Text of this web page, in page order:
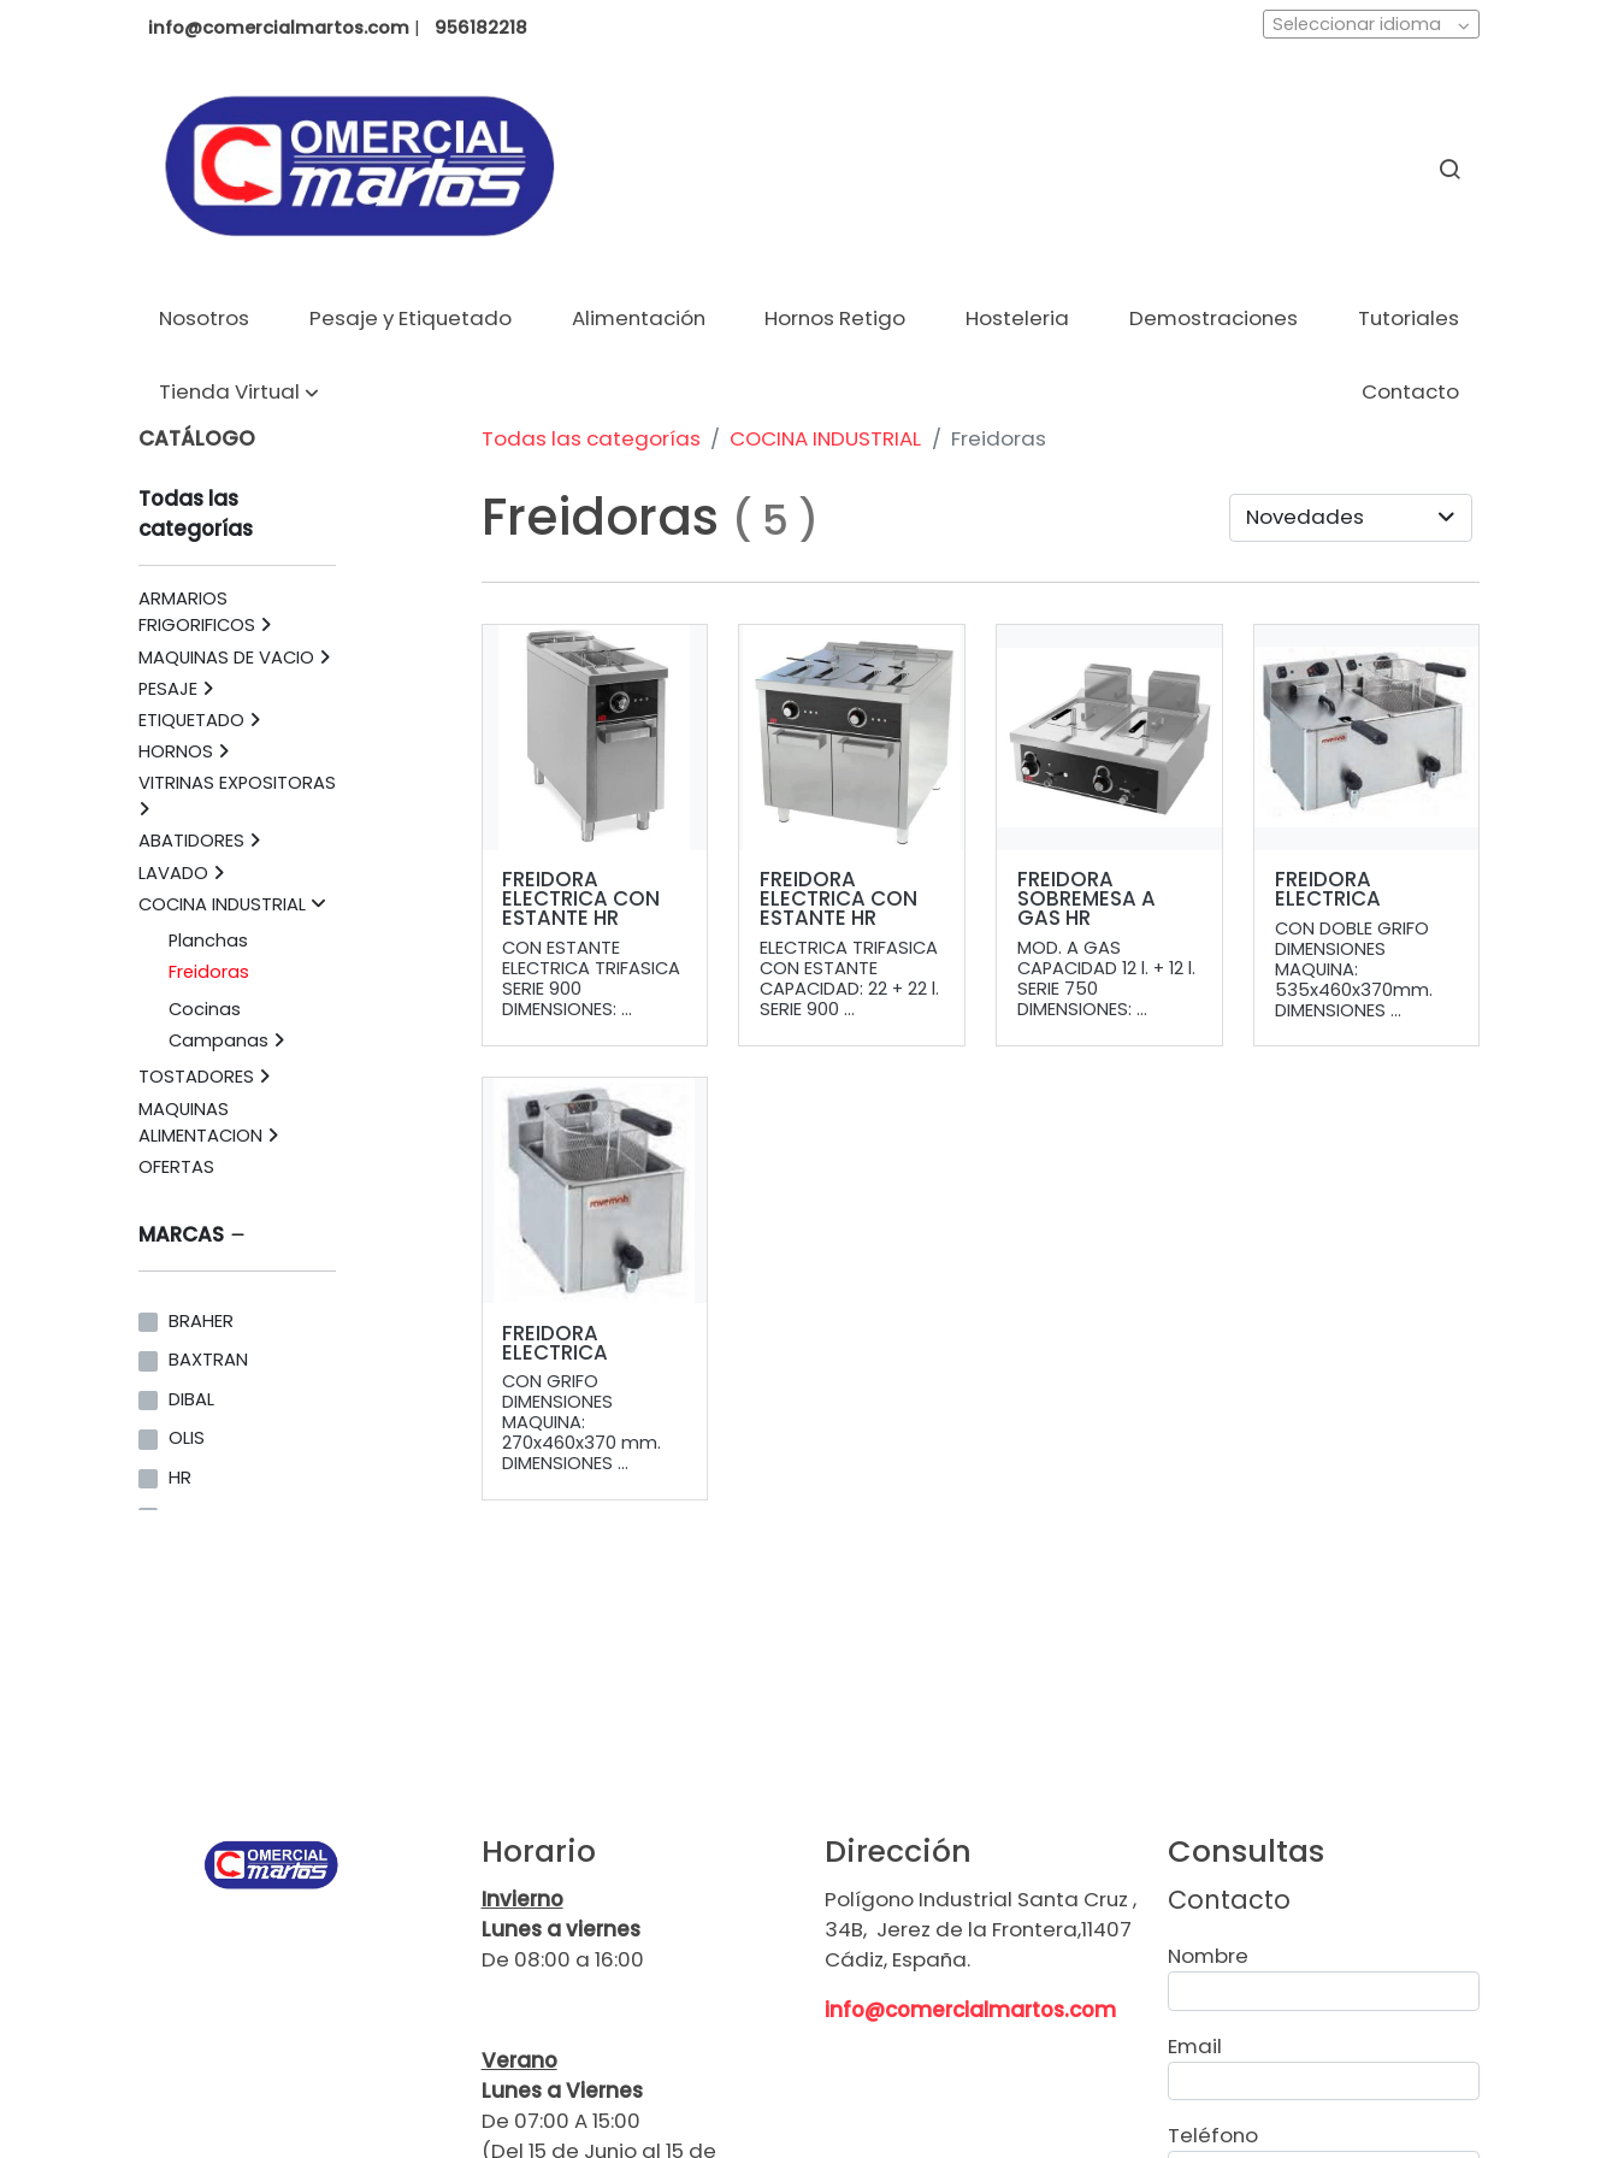
info@comercialmartos.com| 956182218 Seleccionar idioma
Nosotros Pesaje y Etiquetado Alimentación Hornos Retigo Hosteleria Demostraciones Tutoriales
Tienda Virtual
Contacto
CATÁLOGO
Todas las
categorías
ARMARIOS
FRIGORIFICOS
MAQUINAS DE VACIO
PESAJE
ETIQUETADO
HORNOS
VITRINAS EXPOSITORAS
ABATIDORES
LAVADO
COCINA INDUSTRIAL
Planchas
Freidoras
Cocinas
Campanas
TOSTADORES
MAQUINAS
ALIMENTACION
OFERTAS
MARCAS
BRAHER
BAXTRAN
DIBAL
OLIS
HR
INFRICO
Todas las categorías COCINA INDUSTRIAL Freidoras
Freidoras ( 5 ) Novedades
FREIDORA
ELECTRICA CON
ESTANTE HR
CON ESTANTE
ELECTRICA TRIFASICA
SERIE 900
DIMENSIONES: ...
FREIDORA
ELECTRICA CON
ESTANTE HR
ELECTRICA TRIFASICA
CON ESTANTE
CAPACIDAD: 22 + 22 l.
SERIE 900 ...
FREIDORA
SOBREMESA A
GAS HR
MOD. A GAS
CAPACIDAD 12 l. + 12 l.
SERIE 750
DIMENSIONES: ...
FREIDORA
ELECTRICA
CON DOBLE GRIFO
DIMENSIONES
MAQUINA:
535x460x370mm.
DIMENSIONES ...
FREIDORA
ELECTRICA
CON GRIFO
DIMENSIONES
MAQUINA:
270x460x370 mm.
DIMENSIONES ...
Horario
Invierno
Lunes a viernes
De 08:00 a 16:00
Verano
Lunes a Viernes
De 07:00 A 15:00
(Del 15 de Junio al 15 de
Dirección
Polígono Industrial Santa Cruz ,
34B, Jerez de la Frontera,11407
Cádiz, España.
info@comercialmartos.com
Consultas
Contacto
Nombre
Email
Teléfono